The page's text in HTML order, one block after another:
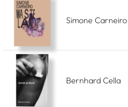
Simone Carneiro
Bernhard Cella